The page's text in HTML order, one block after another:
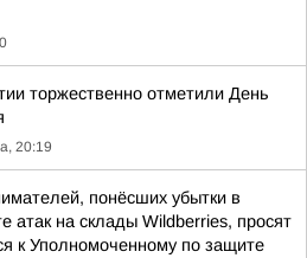
торжественно отметили День
20:19
понёсших убытки в
атак на склады Wildberries, просят
к Уполномоченному по защите